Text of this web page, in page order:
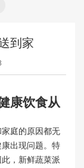
到家
康饮食从
庭的原因都无
出现问题。特
，新鲜蔬菜派